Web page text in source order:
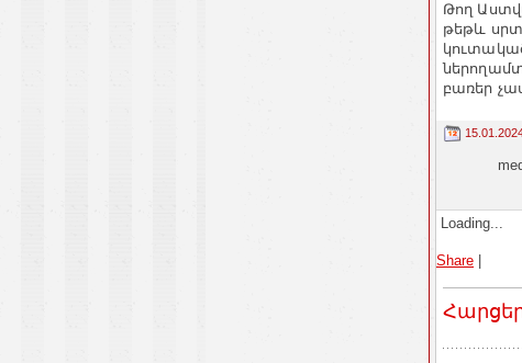
Թող
թեթև
բառեր
Loading...
Share